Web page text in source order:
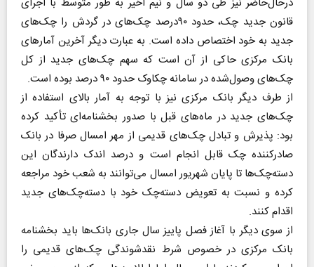
قانون جدید چک، حدود ۹۰درصد چک‌های در گردش را چک‌های
جدید به خود اختصاص داده است. به عبارت دیگر آخرین آمارهای
بانک مرکزی حاکی از آن است که سهم چک‌های جدید از کل
چک‌های وصول‌شده در سامانه چکاوک حدود ۹۰ درصد بوده است.
از طرف دیگر بانک مرکزی نیز با توجه به آمار بالای استفاده از
چک‌های جدید در ماه‌های قبل با صدور بخشنامه‌ای تأکید کرده
بود: پذیرش و تبادل چک‌های قدیمی از مهر امسال صرفا در بانک
صادرکننده چک قابل انجام است و درصد اندک دارندگان این
دسته‌چک‌ها تا پایان شهریور امسال می‌توانند به شعب خود مراجعه
کرده و نسبت به تعویض دسته‌چک خود با دسته‌چک‌های جدید
اقدام کنند.
از سوی دیگر با آغاز فصل پاییز سال جاری بانک‌ها باید بخشنامه
بانک مرکزی در خصوص شرط نقدشوندگی چک‌های قدیمی را